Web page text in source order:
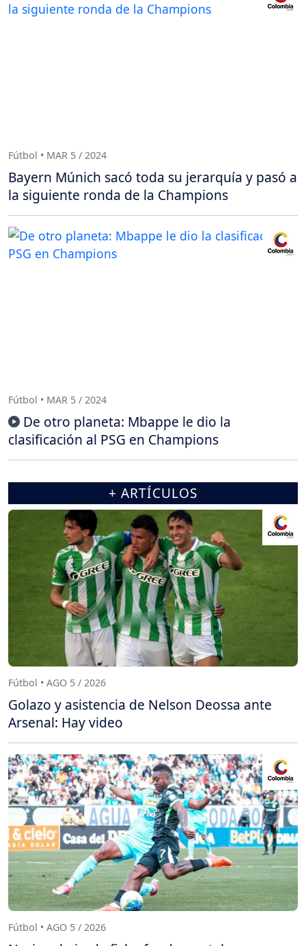
Fútbol • MAR 5 / 2024
Bayern Múnich sacó toda su jerarquía y pasó a
la siguiente ronda de la Champions
Fútbol • MAR 5 / 2024
De otro planeta: Mbappe le dio la
clasificación al PSG en Champions
+ ARTÍCULOS
Fútbol • AGO 5 / 2026
Golazo y asistencia de Nelson Deossa ante
Arsenal: Hay video
Fútbol • AGO 5 / 2026